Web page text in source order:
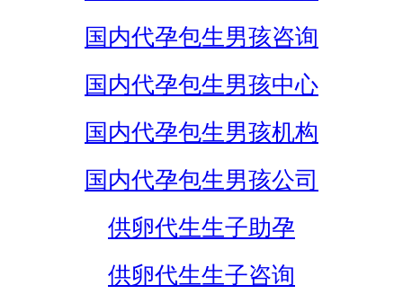
国内代孕包生男孩咨询
国内代孕包生男孩中心
国内代孕包生男孩机构
国内代孕包生男孩公司
供卵代生生子助孕
供卵代生生子咨询